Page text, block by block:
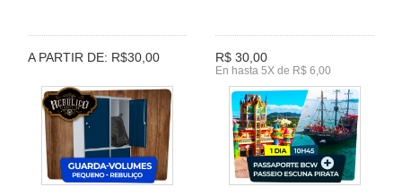
A PARTIR DE: R$30,00 R$ 30,00
En hasta 5X de R$ 6,00